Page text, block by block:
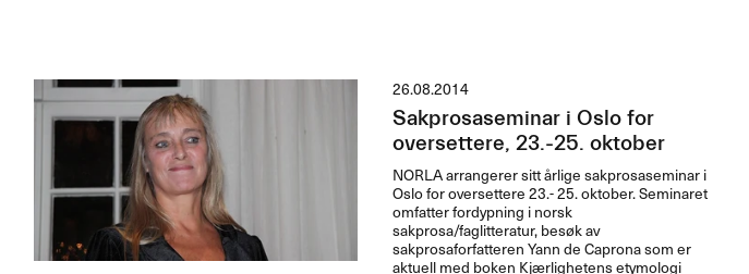
26.08.2014
Sakprosaseminar i Oslo for
oversettere, 23.-25. oktober
NORLAarrangerer sitt årlige sakprosaseminar i
Oslo for oversettere 23.- 25. oktober. Seminaret
omfatter fordypning i norsk
sakprosa/faglitteratur, besøk av
sakprosaforfatteren Yann de Caprona som er
aktuell med boken Kjærlighetens etymologi